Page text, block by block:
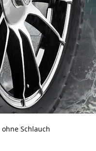
Schlauch